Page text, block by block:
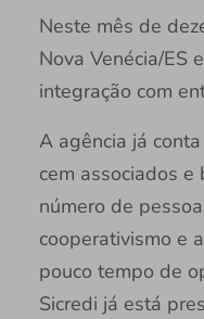
Neste mês de
Nova Venécia/ES
integração com
A agência já
cem associados
número de
cooperativismo e
pouco tempo de
Sicredi já está